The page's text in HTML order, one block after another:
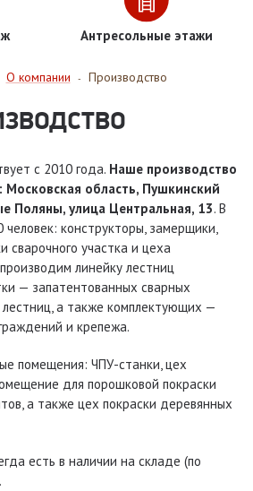
Антресольные этажи
О компании - Производство
с 2010 года. Наше производство
Московская область, Пушкинский
Поляны, улица Центральная, 13. В
конструкторы, замерщики,
сварочного участка и цеха
линейку лестниц
— запатентованных сварных
а также комплектующих —
и крепежа.
помещения: ЧПУ-станки, цех
для порошковой покраски
а также цех покраски деревянных
есть в наличии на складе (по